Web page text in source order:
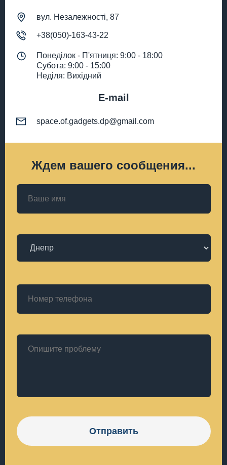
вул. Незалежності, 87
+38(050)-163-43-22
Понеділок - П'ятниця: 9:00 - 18:00
Субота: 9:00 - 15:00
Неділя: Вихідний
E-mail
space.of.gadgets.dp@gmail.com
Ждем вашего сообщения...
Отправить